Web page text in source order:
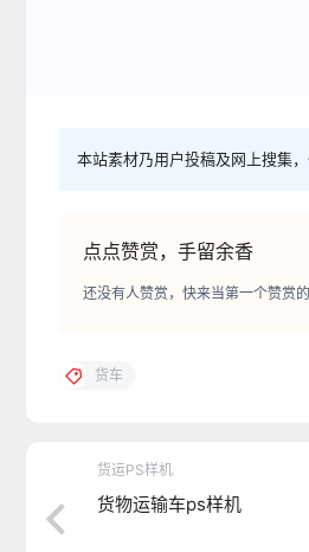
本站素材乃用户投稿及网上搜集
点点赞赏，手留余香
还没有人赞赏，快来当第一个赞赏的
货车
货运PS样机
货物运输车ps样机